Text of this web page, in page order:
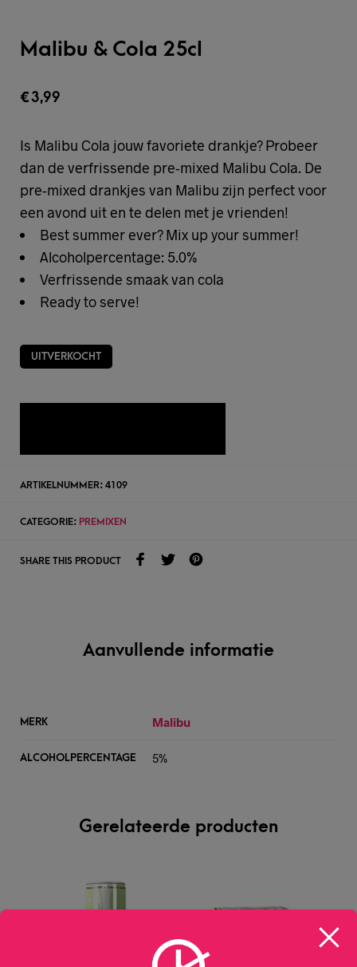
Malibu & Cola 25cl
€3,99
Is Malibu Cola jouw favoriete drankje? Probeer
dan de verfrissende pre-mixed Malibu Cola. De
pre-mixed drankjes van Malibu zijn perfect voor
een avond uit en te delen met je vrienden!
Best summer ever? Mix up your summer!
Alcoholpercentage: 5.0%
Verfrissende smaak van cola
Ready to serve!
UITVERKOCHT
ARTIKELNUMMER: 4109
CATEGORIE: PREMIXEN
SHARE THIS PRODUCT
Aanvullende informatie
MERK Malibu
ALCOHOLPERCENTAGE 5%
Gerelateerde producten